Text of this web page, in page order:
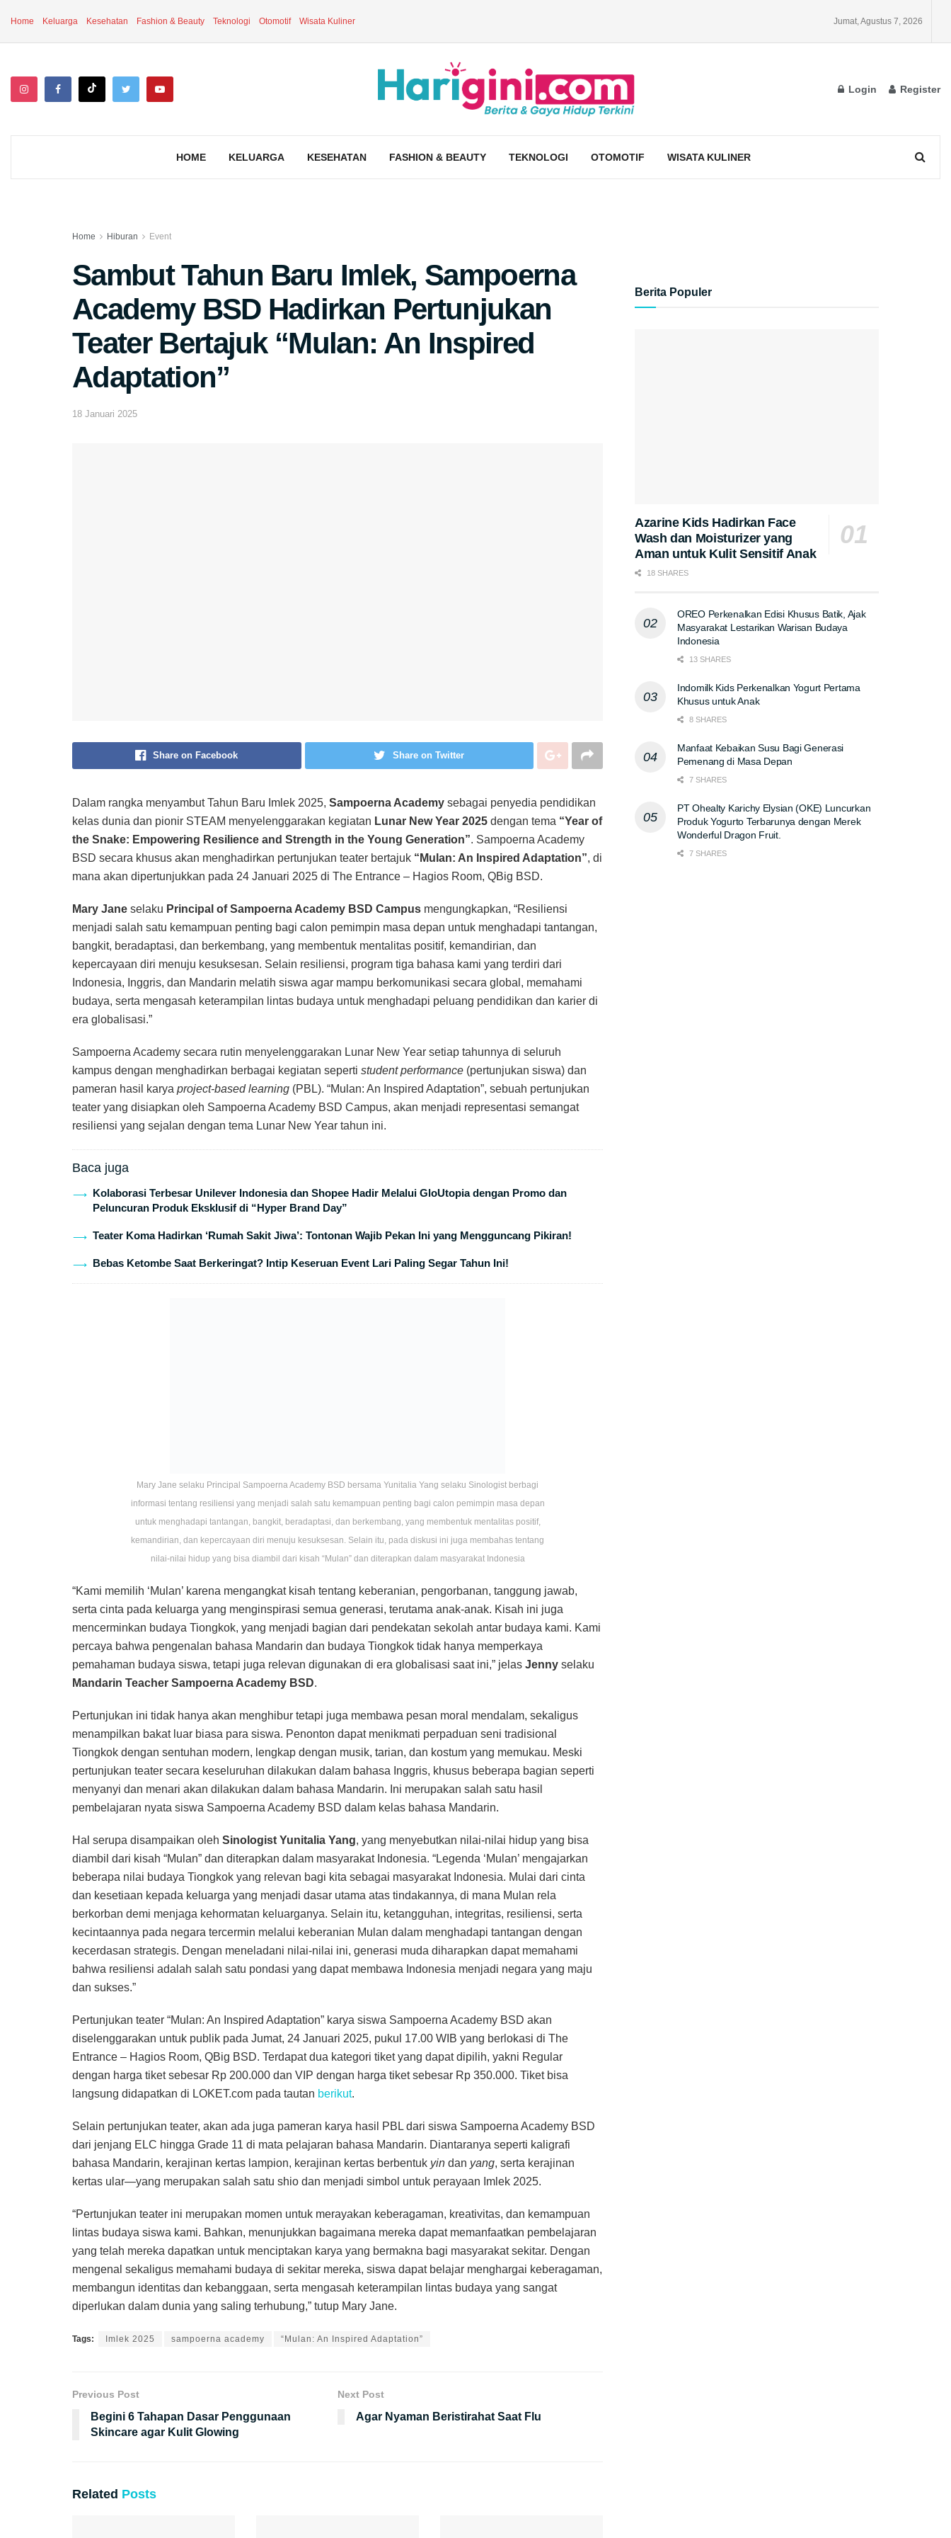
Home Keluarga Kesehatan Fashion & Beauty Teknologi Otomotif Wisata Kuliner Jumat, Agustus 7, 2026
Login Register
HOME KELUARGA KESEHATAN FASHION & BEAUTY TEKNOLOGI OTOMOTIF WISATA KULINER
Home Hiburan Event
Sambut Tahun Baru Imlek, Sampoerna
Academy BSD Hadirkan Pertunjukan
Teater Bertajuk “Mulan: An Inspired
Adaptation”
18 Januari 2025
Share on Facebook Share on Twitter
Dalam rangka menyambut Tahun Baru Imlek 2025, Sampoerna Academy sebagai penyedia pendidikan
kelas dunia dan pionir STEAM menyelenggarakan kegiatan Lunar New Year 2025 dengan tema “Year of
the Snake: Empowering Resilience and Strength in the Young Generation”. Sampoerna Academy
BSD secara khusus akan menghadirkan pertunjukan teater bertajuk “Mulan: An Inspired Adaptation”, di
mana akan dipertunjukkan pada 24 Januari 2025 di The Entrance – Hagios Room, QBig BSD.
Mary Jane selaku Principal of Sampoerna Academy BSD Campus mengungkapkan, “Resiliensi
menjadi salah satu kemampuan penting bagi calon pemimpin masa depan untuk menghadapi tantangan,
bangkit, beradaptasi, dan berkembang, yang membentuk mentalitas positif, kemandirian, dan
kepercayaan diri menuju kesuksesan. Selain resiliensi, program tiga bahasa kami yang terdiri dari
Indonesia, Inggris, dan Mandarin melatih siswa agar mampu berkomunikasi secara global, memahami
budaya, serta mengasah keterampilan lintas budaya untuk menghadapi peluang pendidikan dan karier di
era globalisasi.”
Sampoerna Academy secara rutin menyelenggarakan Lunar New Year setiap tahunnya di seluruh
kampus dengan menghadirkan berbagai kegiatan seperti student performance (pertunjukan siswa) dan
pameran hasil karya project-based learning (PBL). “Mulan: An Inspired Adaptation”, sebuah pertunjukan
teater yang disiapkan oleh Sampoerna Academy BSD Campus, akan menjadi representasi semangat
resiliensi yang sejalan dengan tema Lunar New Year tahun ini.
Baca juga
Kolaborasi Terbesar Unilever Indonesia dan Shopee Hadir Melalui GloUtopia dengan Promo dan
Peluncuran Produk Eksklusif di “Hyper Brand Day”
Teater Koma Hadirkan ‘Rumah Sakit Jiwa’: Tontonan Wajib Pekan Ini yang Mengguncang Pikiran!
Bebas Ketombe Saat Berkeringat? Intip Keseruan Event Lari Paling Segar Tahun Ini!
Mary Jane selaku Principal Sampoerna Academy BSD bersama Yunitalia Yang selaku Sinologist berbagi
informasi tentang resiliensi yang menjadi salah satu kemampuan penting bagi calon pemimpin masa depan
untuk menghadapi tantangan, bangkit, beradaptasi, dan berkembang, yang membentuk mentalitas positif,
kemandirian, dan kepercayaan diri menuju kesuksesan. Selain itu, pada diskusi ini juga membahas tentang
nilai-nilai hidup yang bisa diambil dari kisah “Mulan” dan diterapkan dalam masyarakat Indonesia
“Kami memilih ‘Mulan’ karena mengangkat kisah tentang keberanian, pengorbanan, tanggung jawab,
serta cinta pada keluarga yang menginspirasi semua generasi, terutama anak-anak. Kisah ini juga
mencerminkan budaya Tiongkok, yang menjadi bagian dari pendekatan sekolah antar budaya kami. Kami
percaya bahwa pengenalan bahasa Mandarin dan budaya Tiongkok tidak hanya memperkaya
pemahaman budaya siswa, tetapi juga relevan digunakan di era globalisasi saat ini,” jelas Jenny selaku
Mandarin Teacher Sampoerna Academy BSD.
Pertunjukan ini tidak hanya akan menghibur tetapi juga membawa pesan moral mendalam, sekaligus
menampilkan bakat luar biasa para siswa. Penonton dapat menikmati perpaduan seni tradisional
Tiongkok dengan sentuhan modern, lengkap dengan musik, tarian, dan kostum yang memukau. Meski
pertunjukan teater secara keseluruhan dilakukan dalam bahasa Inggris, khusus beberapa bagian seperti
menyanyi dan menari akan dilakukan dalam bahasa Mandarin. Ini merupakan salah satu hasil
pembelajaran nyata siswa Sampoerna Academy BSD dalam kelas bahasa Mandarin.
Hal serupa disampaikan oleh Sinologist Yunitalia Yang, yang menyebutkan nilai-nilai hidup yang bisa
diambil dari kisah “Mulan” dan diterapkan dalam masyarakat Indonesia. “Legenda ‘Mulan’ mengajarkan
beberapa nilai budaya Tiongkok yang relevan bagi kita sebagai masyarakat Indonesia. Mulai dari cinta
dan kesetiaan kepada keluarga yang menjadi dasar utama atas tindakannya, di mana Mulan rela
berkorban demi menjaga kehormatan keluarganya. Selain itu, ketangguhan, integritas, resiliensi, serta
kecintaannya pada negara tercermin melalui keberanian Mulan dalam menghadapi tantangan dengan
kecerdasan strategis. Dengan meneladani nilai-nilai ini, generasi muda diharapkan dapat memahami
bahwa resiliensi adalah salah satu pondasi yang dapat membawa Indonesia menjadi negara yang maju
dan sukses.”
Pertunjukan teater “Mulan: An Inspired Adaptation” karya siswa Sampoerna Academy BSD akan
diselenggarakan untuk publik pada Jumat, 24 Januari 2025, pukul 17.00 WIB yang berlokasi di The
Entrance – Hagios Room, QBig BSD. Terdapat dua kategori tiket yang dapat dipilih, yakni Regular
dengan harga tiket sebesar Rp 200.000 dan VIP dengan harga tiket sebesar Rp 350.000. Tiket bisa
langsung didapatkan di LOKET.com pada tautan berikut.
Selain pertunjukan teater, akan ada juga pameran karya hasil PBL dari siswa Sampoerna Academy BSD
dari jenjang ELC hingga Grade 11 di mata pelajaran bahasa Mandarin. Diantaranya seperti kaligrafi
bahasa Mandarin, kerajinan kertas lampion, kerajinan kertas berbentuk yin dan yang, serta kerajinan
kertas ular—yang merupakan salah satu shio dan menjadi simbol untuk perayaan Imlek 2025.
“Pertunjukan teater ini merupakan momen untuk merayakan keberagaman, kreativitas, dan kemampuan
lintas budaya siswa kami. Bahkan, menunjukkan bagaimana mereka dapat memanfaatkan pembelajaran
yang telah mereka dapatkan untuk menciptakan karya yang bermakna bagi masyarakat sekitar. Dengan
mengenal sekaligus memahami budaya di sekitar mereka, siswa dapat belajar menghargai keberagaman,
membangun identitas dan kebanggaan, serta mengasah keterampilan lintas budaya yang sangat
diperlukan dalam dunia yang saling terhubung,” tutup Mary Jane.
Tags: Imlek 2025 sampoerna academy “Mulan: An Inspired Adaptation”
Previous Post
Begini 6 Tahapan Dasar Penggunaan
Skincare agar Kulit Glowing
Next Post
Agar Nyaman Beristirahat Saat Flu
Related Posts
Berita Populer
Azarine Kids Hadirkan Face
Wash dan Moisturizer yang
Aman untuk Kulit Sensitif Anak
18 SHARES
OREO Perkenalkan Edisi Khusus Batik, Ajak
Masyarakat Lestarikan Warisan Budaya
Indonesia
13 SHARES
Indomilk Kids Perkenalkan Yogurt Pertama
Khusus untuk Anak
8 SHARES
Manfaat Kebaikan Susu Bagi Generasi
Pemenang di Masa Depan
7 SHARES
PT Ohealty Karichy Elysian (OKE) Luncurkan
Produk Yogurto Terbarunya dengan Merek
Wonderful Dragon Fruit.
7 SHARES